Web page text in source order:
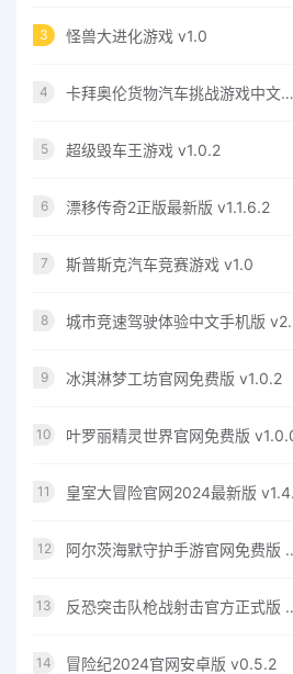
3 怪兽大进化游戏 v1.0
4 卡拜奥伦货物汽车挑战游戏中文版 v1.2.2
5 超级毁车王游戏 v1.0.2
6 漂移传奇2正版最新版 v1.1.6.2
7 斯普斯克汽车竞赛游戏 v1.0
8 城市竞速
9 冰淇淋梦工坊官网免费版 v1.0.2
10 叶罗丽精灵世界官网免费版
11 皇室大冒险官网2024最新版
12 阿尔茨海默守
13 反恐突击队枪
14 冒险纪2024官网安卓版 v0.5.2